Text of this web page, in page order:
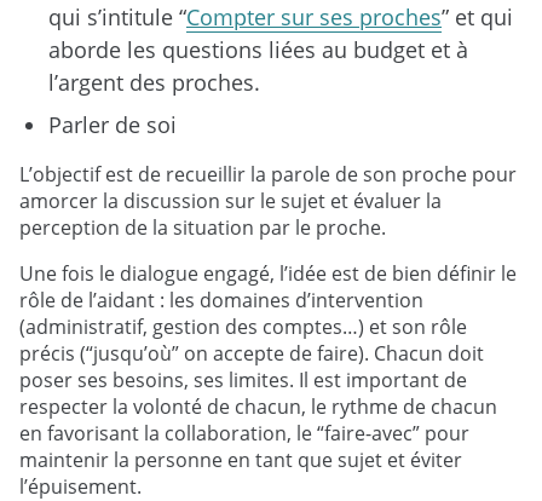
qui s’intitule “Compter sur ses proches” et qui
aborde les questions liées au budget et à
l’argent des proches.
Parler de soi
L’objectif est de recueillir la parole de son proche pour
amorcer la discussion sur le sujet et évaluer la
perception de la situation par le proche.
Une fois le dialogue engagé, l’idée est de bien définir le
rôle de l’aidant : les domaines d’intervention
(administratif, gestion des comptes…) et son rôle
précis (“jusqu’où” on accepte de faire). Chacun doit
poser ses besoins, ses limites. Il est important de
respecter la volonté de chacun, le rythme de chacun
en favorisant la collaboration, le “faire-avec” pour
maintenir la personne en tant que sujet et éviter
l’épuisement.